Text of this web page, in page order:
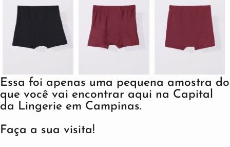
Essa foi apenas uma pequena amostra do
que você vai encontrar aqui na Capital
da Lingerie em Campinas.
Faça a sua visita!